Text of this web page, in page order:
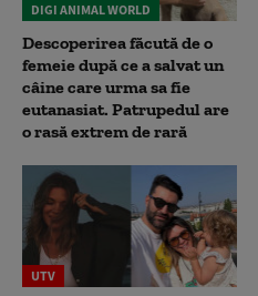
DIGI ANIMAL WORLD
Descoperirea făcută de o
femeie după ce a salvat un
câine care urma sa fie
eutanasiat. Patrupedul are
o rasă extrem de rară
UTV